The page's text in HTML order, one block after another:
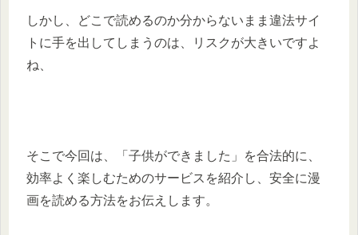
しかし、どこで読めるのか分からないまま違法サイ
トに手を出してしまうのは、リスクが大きいですよ
ね、
そこで今回は、「子供ができました」を合法的に、
効率よく楽しむためのサービスを紹介し、安全に漫
画を読める方法をお伝えします。